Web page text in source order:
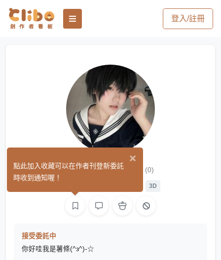
登入/註冊
鼠條愛吃薯條 (0)
3D
接受委託中
你好哇我是薯條(^з^)-☆
×
點此加入收藏可以在作者刊登新委託
時收到通知喔！